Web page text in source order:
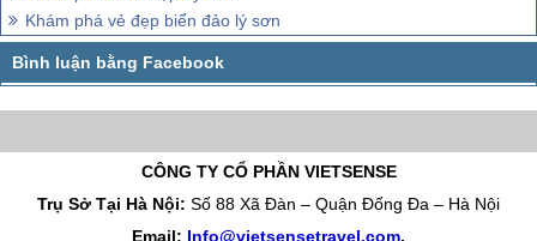
Khám phá vẻ đẹp biển đảo lý sơn
CÔNG TY CỔ PHẦN VIETSENSE
Trụ Sở Tại Hà Nội: Số 88 Xã Đàn – Quận Đống Đa – Hà Nội
Email: Info@vietsensetravel.com,